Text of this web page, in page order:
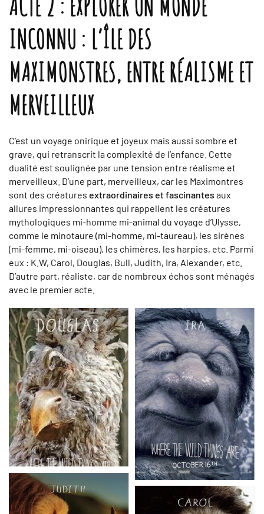
INCONNU : L’ÎLE DES
MAXIMONSTRES, ENTRE RÉALISME ET
MERVEILLEUX
C’est un voyage onirique et joyeux mais aussi sombre et
grave, qui retranscrit la complexité de l’enfance. Cette
dualité est soulignée par une tension entre réalisme et
merveilleux. D’une part, merveilleux, car les Maximontres
sont des créatures extraordinaires et fascinantes aux
allures impressionnantes qui rappellent les créatures
mythologiques mi-homme mi-animal du voyage d’Ulysse,
comme le minotaure (mi-homme, mi-taureau), les sirènes
(mi-femme, mi-oiseau), les chimères, les harpies, etc. Parmi
eux : K.W, Carol, Douglas, Bull, Judith, Ira, Alexander, etc.
D’autre part, réaliste, car de nombreux échos sont ménagés
avec le premier acte.